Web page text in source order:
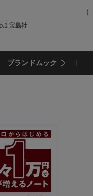
宝島社
ブランドムック